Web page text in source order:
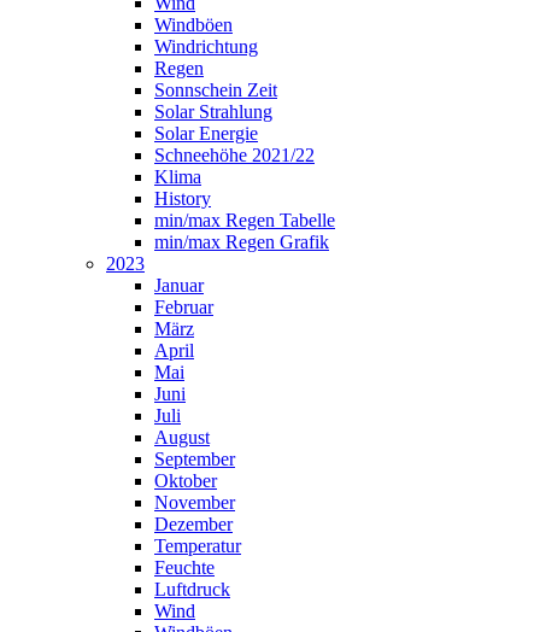
Windböen
Windrichtung
Regen
Sonnschein Zeit
Solar Strahlung
Solar Energie
Schneehöhe 2021/22
Klima
History
min/max Regen Tabelle
min/max Regen Grafik
2023
Januar
Februar
März
April
Mai
Juni
Juli
August
September
Oktober
November
Dezember
Temperatur
Feuchte
Luftdruck
Wind